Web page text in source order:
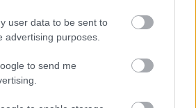
user data to be sent to
advertising purposes.
to send me